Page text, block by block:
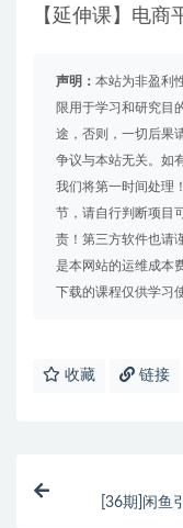
【延伸课】电商
声明： 本站为非盈利
限用于学习和研究目
途，否则，一切后果
争议与本站无关。如
我们将第一时间处理
节，请自行判断项目
责！第三方软件也请
是本网站的运维成本
下载的课程仅供学习
收藏 链接
[36期]闲鱼